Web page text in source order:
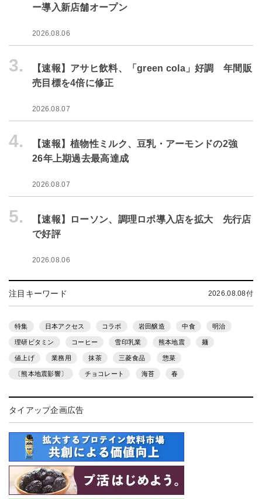
ー導入新店舗オープン
2026.08.06
3.
【速報】アサヒ飲料、「green cola」好調 年間販
売目標を4倍に修正
2026.08.07
4.
【速報】植物性ミルク、豆乳・アーモンドの2強
26年上期過去最高達成
2026.08.07
5.
【速報】ローソン、調理ロボ導入店を拡大 先行店
で好評
2026.08.06
注目キーワード 2026.08.08付
特集 日本アクセス コラボ 岩田醸造 中食 明治
理研ビタミン コーヒー 雪印乳業 熊本地震 麺
値上げ 業務用 抹茶 三菱食品 惣菜
〔熊本地震影響〕 チョコレート 海苔 春
タイアップ企画広告